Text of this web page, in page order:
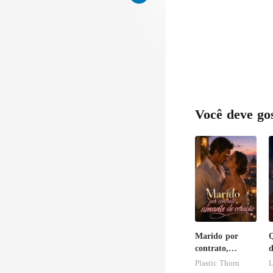
Você deve
Marido por
contrato,
amante de
Plastic Thorn